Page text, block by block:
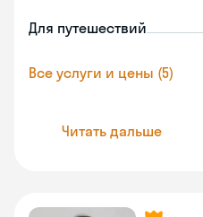
Для путешествий
Все услуги и цены (5)
Читать дальше